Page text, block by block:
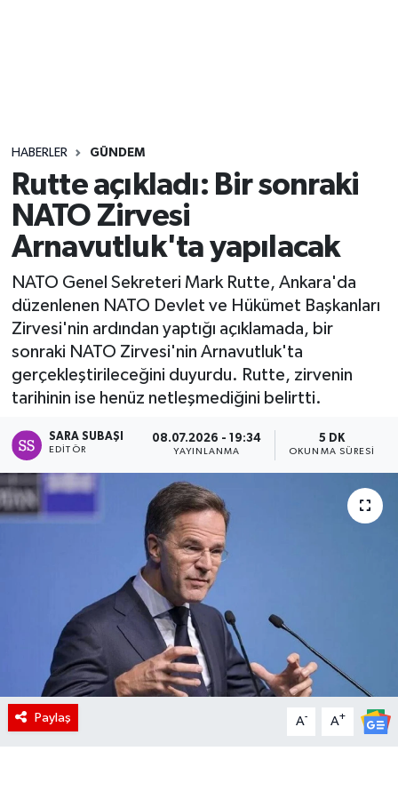
HABERLER GÜNDEM
Rutte açıkladı: Bir sonraki
NATO Zirvesi
Arnavutluk'ta yapılacak
NATO Genel Sekreteri Mark Rutte, Ankara'da
düzenlenen NATO Devlet ve Hükümet Başkanları
Zirvesi'nin ardından yaptığı açıklamada, bir
sonraki NATO Zirvesi'nin Arnavutluk'ta
gerçekleştirileceğini duyurdu. Rutte, zirvenin
tarihinin ise henüz netleşmediğini belirtti.
SARA SUBAŞI
EDITÖR
08.07.2026 - 19:34
YAYINLANMA
5 DK
OKUNMA SÜRESI
Paylaş A- A+
Yaşam